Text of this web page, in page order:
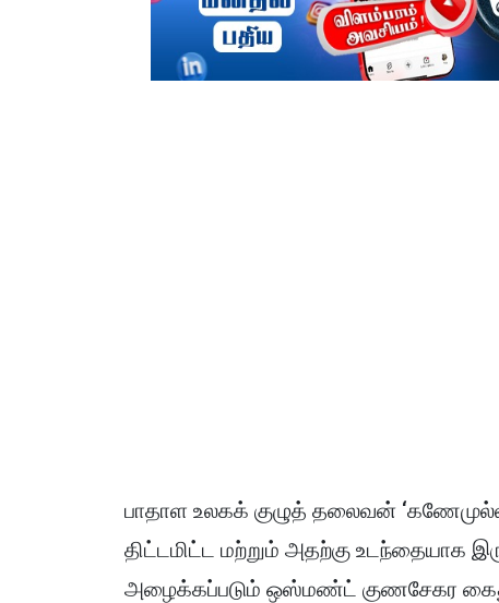
பாதாள உலகக் குழுத் தலைவன்
திட்டமிட்ட மற்றும் அதற்கு உடந்தையாக
அழைக்கப்படும் ஒஸ்மண்ட் குணசேகர